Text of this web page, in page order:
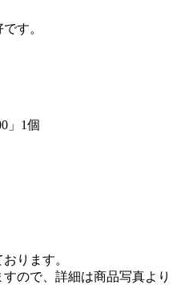
す。
」1個
ります。
ので、詳細は商品写真より